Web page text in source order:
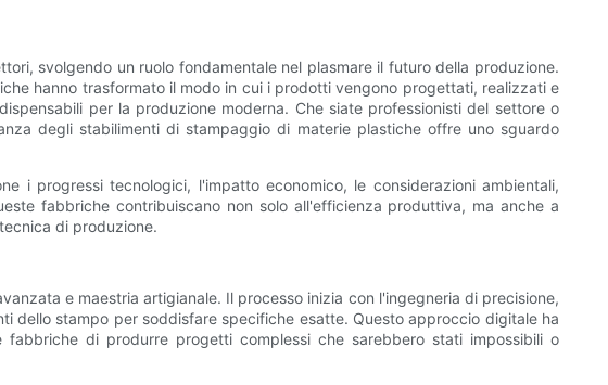
svolgendo un ruolo fondamentale nel plasmare il futuro della produzione.
hanno trasformato il modo in cui i prodotti vengono progettati, realizzati e
per la produzione moderna. Che siate professionisti del settore o
degli stabilimenti di stampaggio di materie plastiche offre uno sguardo
i progressi tecnologici, l'impatto economico, le considerazioni ambientali,
fabbriche contribuiscano non solo all'efficienza produttiva, ma anche a
di produzione.
e maestria artigianale. Il processo inizia con l'ingegneria di precisione,
dello stampo per soddisfare specifiche esatte. Questo approccio digitale ha
di produrre progetti complessi che sarebbero stati impossibili o